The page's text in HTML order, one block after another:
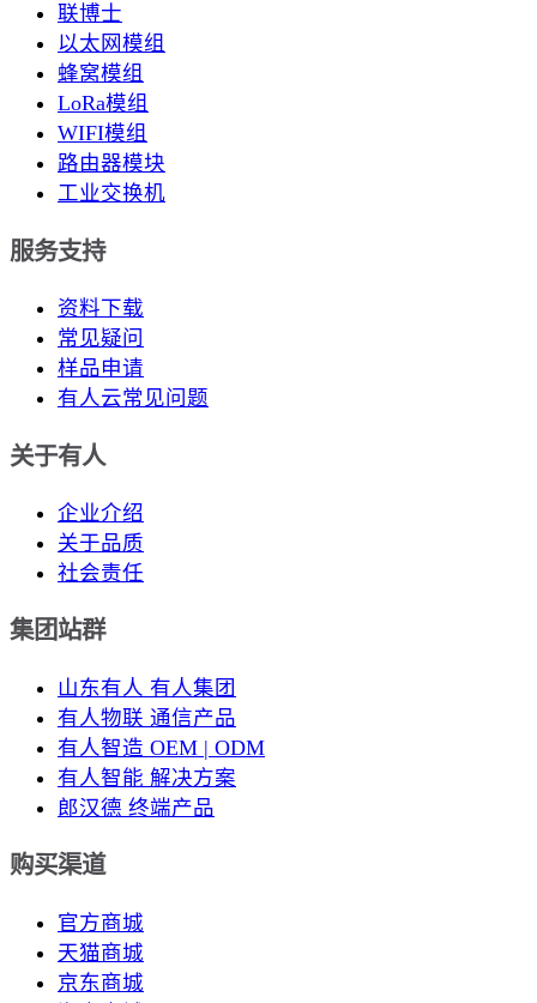
联博士
以太网模组
蜂窝模组
LoRa模组
WIFI模组
路由器模块
工业交换机
服务支持
资料下载
常见疑问
样品申请
有人云常见问题
关于有人
企业介绍
关于品质
社会责任
集团站群
山东有人 有人集团
有人物联 通信产品
有人智造 OEM | ODM
有人智能 解决方案
郎汉德 终端产品
购买渠道
官方商城
天猫商城
京东商城